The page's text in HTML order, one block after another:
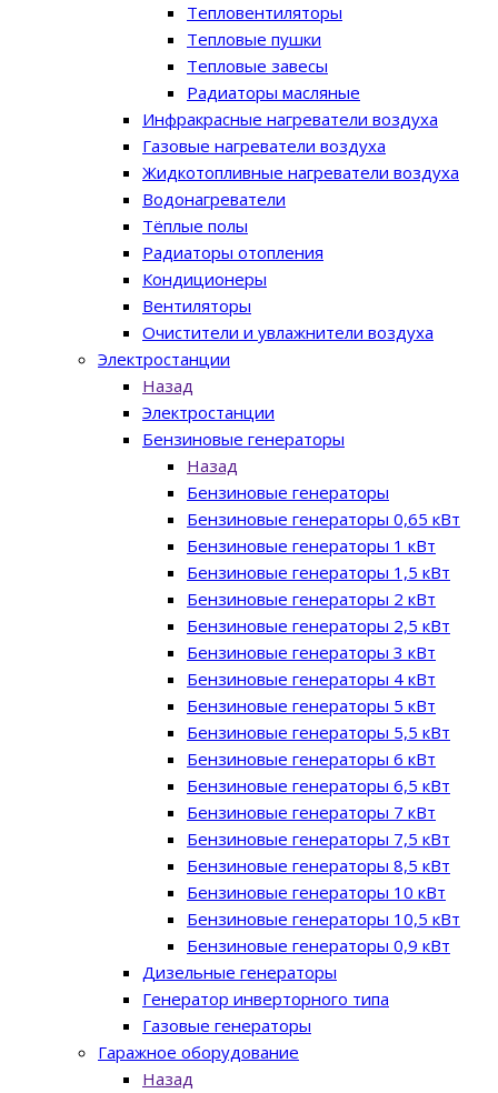
Тепловентиляторы
Тепловые пушки
Тепловые завесы
Радиаторы масляные
Инфракрасные нагреватели воздуха
Газовые нагреватели воздуха
Жидкотопливные нагреватели воздуха
Водонагреватели
Тёплые полы
Радиаторы отопления
Кондиционеры
Вентиляторы
Очистители и увлажнители воздуха
Электростанции
Назад
Электростанции
Бензиновые генераторы
Назад
Бензиновые генераторы
Бензиновые генераторы 0,65 кВт
Бензиновые генераторы 1 кВт
Бензиновые генераторы 1,5 кВт
Бензиновые генераторы 2 кВт
Бензиновые генераторы 2,5 кВт
Бензиновые генераторы 3 кВт
Бензиновые генераторы 4 кВт
Бензиновые генераторы 5 кВт
Бензиновые генераторы 5,5 кВт
Бензиновые генераторы 6 кВт
Бензиновые генераторы 6,5 кВт
Бензиновые генераторы 7 кВт
Бензиновые генераторы 7,5 кВт
Бензиновые генераторы 8,5 кВт
Бензиновые генераторы 10 кВт
Бензиновые генераторы 10,5 кВт
Бензиновые генераторы 0,9 кВт
Дизельные генераторы
Генератор инверторного типа
Газовые генераторы
Гаражное оборудование
Назад